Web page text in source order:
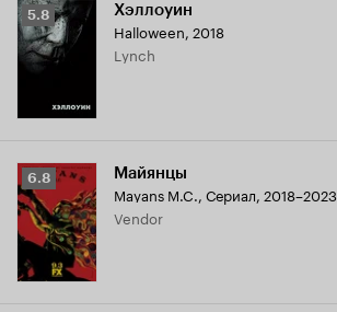
Рейтинг
Кинопоиска
5.8
5.8 Хэллоуин
Halloween, 2018
Lynch
Рейтинг
Кинопоиска
6.8
6.8 Майянцы
Mayans M.C., Сериал, 2018–2023
Vendor